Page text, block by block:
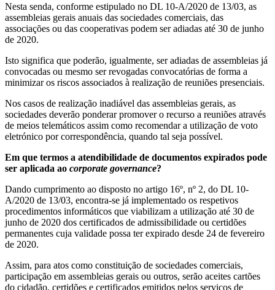
Nesta senda, conforme estipulado no DL 10-A/2020 de 13/03, as
assembleias gerais anuais das sociedades comerciais, das
associações ou das cooperativas podem ser adiadas até 30 de junho
de 2020.
Isto significa que poderão, igualmente, ser adiadas de assembleias já
convocadas ou mesmo ser revogadas convocatórias de forma a
minimizar os riscos associados à realização de reuniões presenciais.
Nos casos de realização inadiável das assembleias gerais, as
sociedades deverão ponderar promover o recurso a reuniões através
de meios telemáticos assim como recomendar a utilização de voto
eletrónico por correspondência, quando tal seja possível.
Em que termos a atendibilidade de documentos expirados pode
ser aplicada ao corporate governance?
Dando cumprimento ao disposto no artigo 16º, nº 2, do DL 10-
A/2020 de 13/03, encontra-se já implementado os respetivos
procedimentos informáticos que viabilizam a utilização até 30 de
junho de 2020 dos certificados de admissibilidade ou certidões
permanentes cuja validade possa ter expirado desde 24 de fevereiro
de 2020.
Assim, para atos como constituição de sociedades comerciais,
participação em assembleias gerais ou outros, serão aceites cartões
do cidadão, certidões e certificados emitidos pelos serviços de